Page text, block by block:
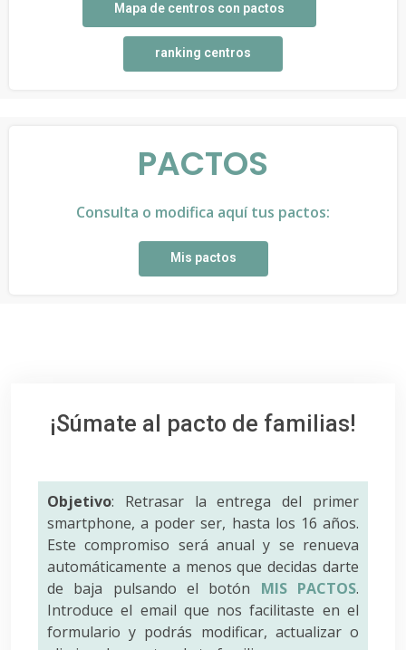
Mapa de centros con pactos
ranking centros
PACTOS
Consulta o modifica aquí tus pactos:
Mis pactos
¡Súmate al pacto de familias!
Objetivo: Retrasar la entrega del primer
smartphone, a poder ser, hasta los 16 años.
Este compromiso será anual y se renueva
automáticamente a menos que decidas darte
de baja pulsando el botón MIS PACTOS.
Introduce el email que nos facilitaste en el
formulario y podrás modificar, actualizar o